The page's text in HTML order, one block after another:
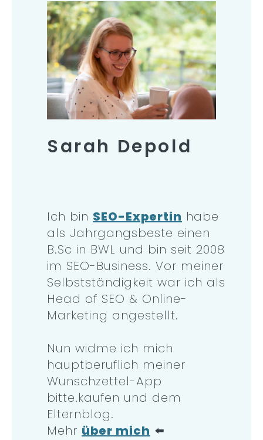
Sarah Depold
Ich bin SEO-Expertin habe
als Jahrgangsbeste einen
B.Sc in BWL und bin seit 2008
im SEO-Business. Vor meiner
Selbstständigkeit war ich als
Head of SEO & Online-
Marketing angestellt.
Nun widme ich mich
hauptberuflich meiner
Wunschzettel-App
bitte.kaufen und dem
Elternblog.
Mehr über mich ⬅️